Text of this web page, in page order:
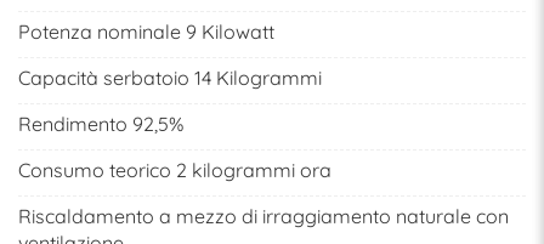
Potenza nominale 9 Kilowatt
Capacità serbatoio 14 Kilogrammi
Rendimento 92,5%
Consumo teorico 2 kilogrammi ora
Riscaldamento a mezzo di irraggiamento naturale con